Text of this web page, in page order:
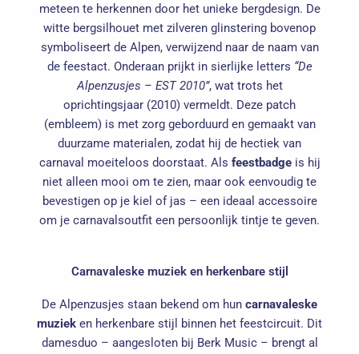
meteen te herkennen door het unieke bergdesign. De
witte bergsilhouet met zilveren glinstering bovenop
symboliseert de Alpen, verwijzend naar de naam van
de feestact. Onderaan prijkt in sierlijke letters “De
Alpenzusjes – EST 2010”, wat trots het
oprichtingsjaar (2010) vermeldt. Deze patch
(embleem) is met zorg geborduurd en gemaakt van
duurzame materialen, zodat hij de hectiek van
carnaval moeiteloos doorstaat. Als feestbadgeis hij
niet alleen mooi om te zien, maar ook eenvoudig te
bevestigen op je kiel of jas – een ideaal accessoire
om je carnavalsoutfit een persoonlijk tintje te geven.
Carnavaleske muziek en herkenbare stijl
De Alpenzusjes staan bekend om hun carnavaleske
muziek en herkenbare stijl binnen het feestcircuit. Dit
damesduo – aangesloten bij Berk Music – brengt al